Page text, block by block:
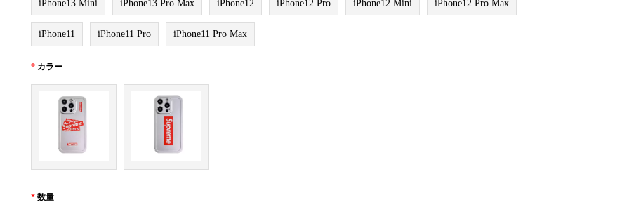
iPhone13 Mini iPhone13 Pro Max iPhone12 iPhone12 Pro iPhone12 Mini iPhone12 Pro Max
iPhone11 iPhone11 Pro iPhone11 Pro Max
* カラー
* 数量